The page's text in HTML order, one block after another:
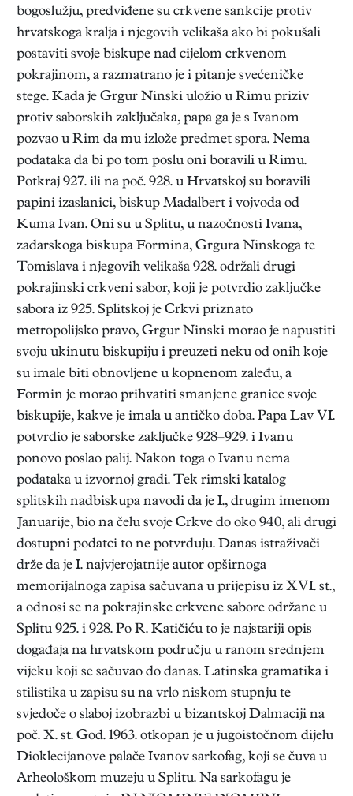
bogoslužju, predviđene su crkvene sankcije protiv
hrvatskoga kralja i njegovih velikaša ako bi pokušali
postaviti svoje biskupe nad cijelom crkvenom
pokrajinom, a razmatrano je i pitanje svećeničke
stege. Kada je Grgur Ninski uložio u Rimu priziv
protiv saborskih zaključaka, papa ga je s Ivanom
pozvao u Rim da mu izlože predmet spora. Nema
podataka da bi po tom poslu oni boravili u Rimu.
Potkraj 927. ili na poč. 928. u Hrvatskoj su boravili
papini izaslanici, biskup Madalbert i vojvoda od
Kuma Ivan. Oni su u Splitu, u nazočnosti Ivana,
zadarskoga biskupa Formina, Grgura Ninskoga te
Tomislava i njegovih velikaša 928. održali drugi
pokrajinski crkveni sabor, koji je potvrdio zaključke
sabora iz 925. Splitskoj je Crkvi priznato
metropolijsko pravo, Grgur Ninski morao je napustiti
svoju ukinutu biskupiju i preuzeti neku od onih koje
su imale biti obnovljene u kopnenom zaleđu, a
Formin je morao prihvatiti smanjene granice svoje
biskupije, kakve je imala u antičko doba. Papa Lav VI.
potvrdio je saborske zaključke 928–929. i Ivanu
ponovo poslao palij. Nakon toga o Ivanu nema
podataka u izvornoj građi. Tek rimski katalog
splitskih nadbiskupa navodi da je I., drugim imenom
Januarije, bio na čelu svoje Crkve do oko 940, ali drugi
dostupni podatci to ne potvrđuju. Danas istraživači
drže da je I. najvjerojatnije autor opširnoga
memorijalnoga zapisa sačuvana u prijepisu iz XVI. st.,
a odnosi se na pokrajinske crkvene sabore održane u
Splitu 925. i 928. Po R. Katičiću to je najstariji opis
događaja na hrvatskom području u ranom srednjem
vijeku koji se sačuvao do danas. Latinska gramatika i
stilistika u zapisu su na vrlo niskom stupnju te
svjedoče o slaboj izobrazbi u bizantskoj Dalmaciji na
poč. X. st. God. 1963. otkopan je u jugoistočnom dijelu
Dioklecijanove palače Ivanov sarkofag, koji se čuva u
Arheološkom muzeju u Splitu. Na sarkofagu je